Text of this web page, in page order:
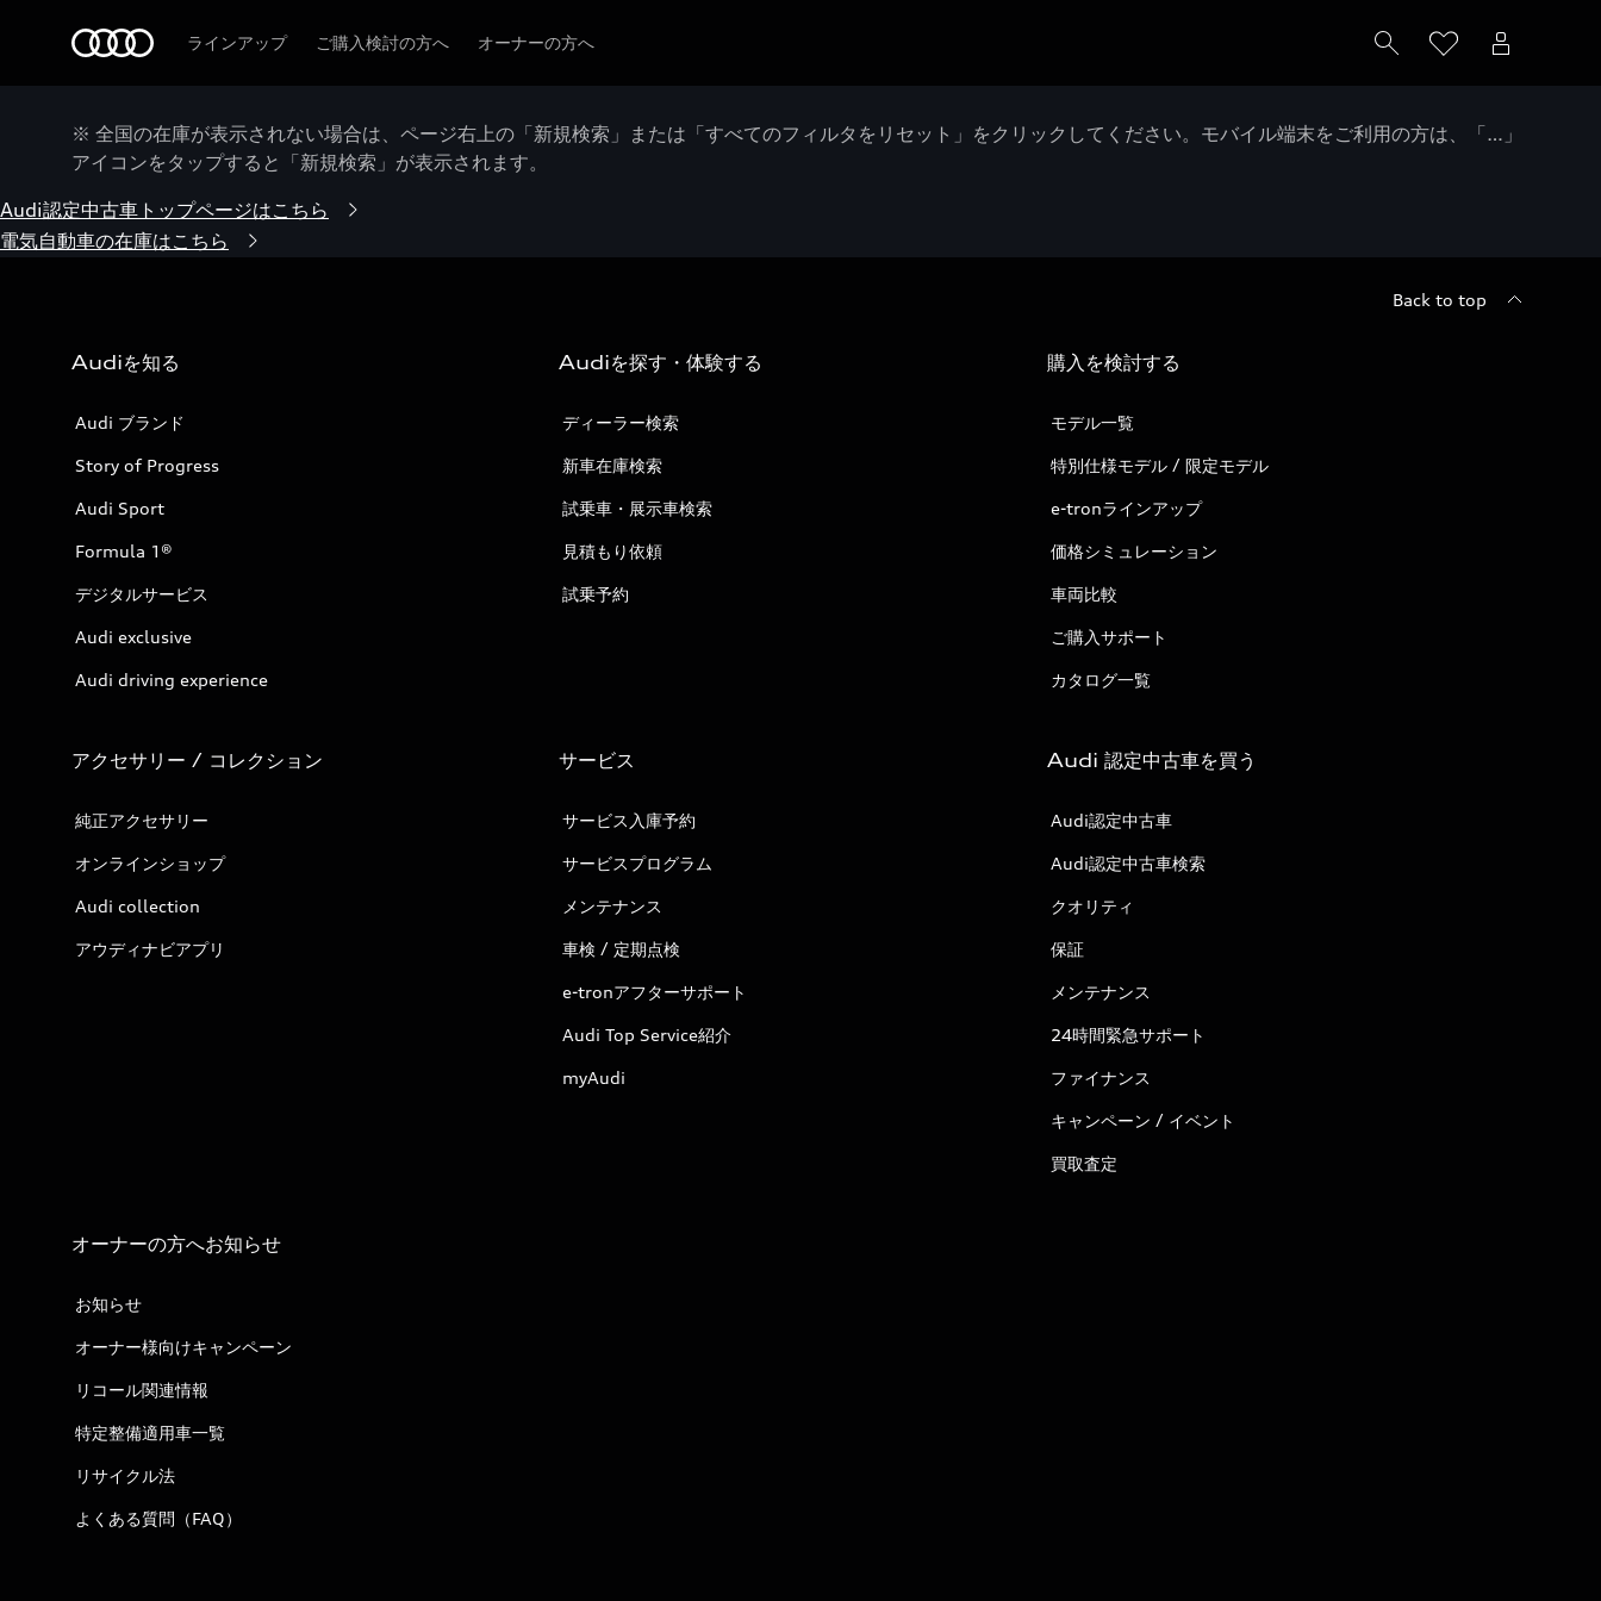
ラインアップ ご購入検討の方へ オーナーの方へ
※ 全国の在庫が表示されない場合は、ページ右上の「新規検索」または「すべてのフィルタをリセット」をクリックしてください。モバイル端末をご利用の方は、「…」
アイコンをタップすると「新規検索」が表示されます。
Audi認定中古車トップページはこちら
電気自動車の在庫はこちら
Back to top
Audiを知る
Audi ブランド
Story of Progress
Audi Sport
Formula 1®
デジタルサービス
Audi exclusive
Audi driving experience
Audiを探す・体験する
ディーラー検索
新車在庫検索
試乗車・展示車検索
見積もり依頼
試乗予約
購入を検討する
モデル一覧
特別仕様モデル / 限定モデル
e-tronラインアップ
価格シミュレーション
車両比較
ご購入サポート
カタログ一覧
アクセサリー / コレクション
純正アクセサリー
オンラインショップ
Audi collection
アウディナビアプリ
サービス
サービス入庫予約
サービスプログラム
メンテナンス
車検 / 定期点検
e-tronアフターサポート
Audi Top Service紹介
myAudi
Audi 認定中古車を買う
Audi認定中古車
Audi認定中古車検索
クオリティ
保証
メンテナンス
24時間緊急サポート
ファイナンス
キャンペーン / イベント
買取査定
オーナーの方へお知らせ
お知らせ
オーナー様向けキャンペーン
リコール関連情報
特定整備適用車一覧
リサイクル法
よくある質問（FAQ）